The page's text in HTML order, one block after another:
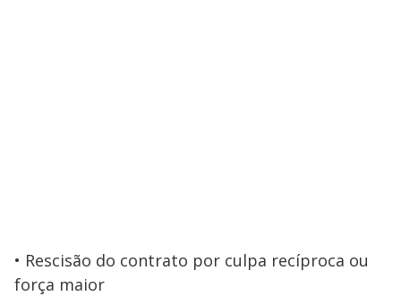
• Rescisão do contrato por culpa recíproca ou
força maior